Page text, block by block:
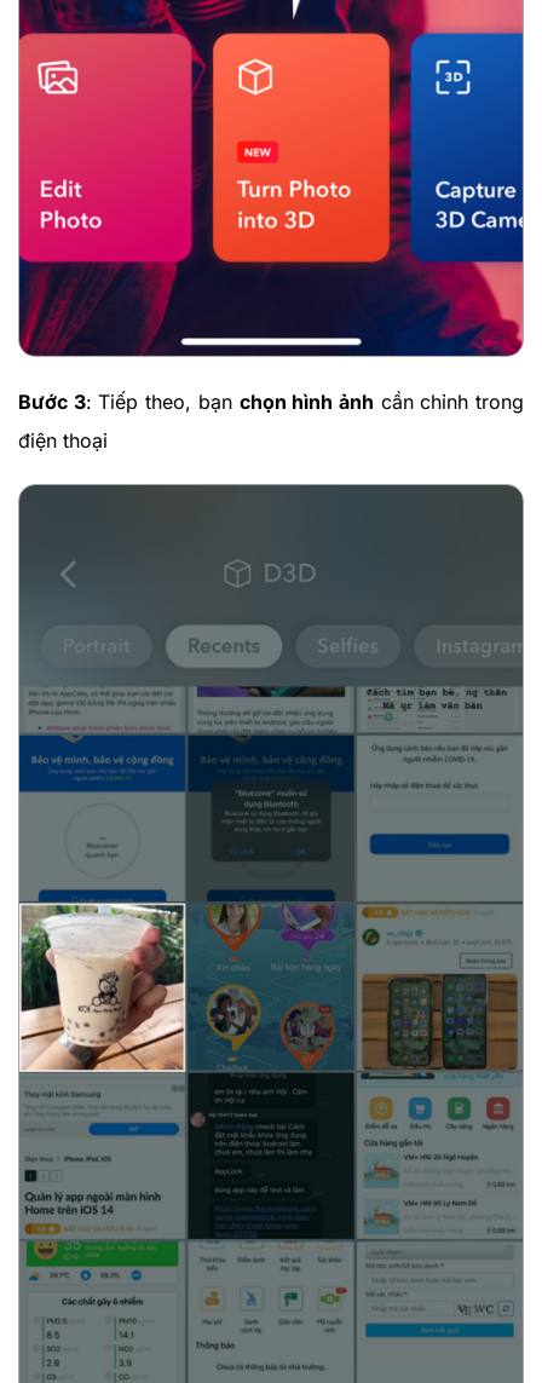
Bước 3: Tiếp theo, bạn chọn hình ảnh cần chỉnh trong
điện thoại